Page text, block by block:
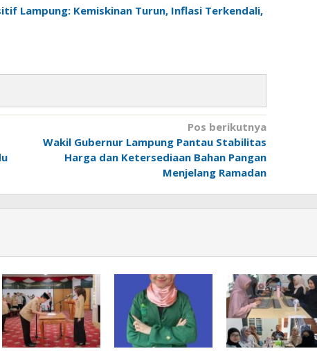
Lampung: Kemiskinan Turun, Inflasi Terkendali,
Pos berikutnya
Wakil Gubernur Lampung Pantau Stabilitas
Harga dan Ketersediaan Bahan Pangan
Menjelang Ramadan